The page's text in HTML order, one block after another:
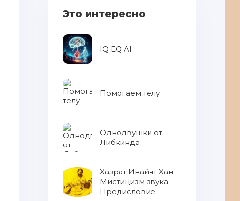
Это интересно
IQ EQ AI
Помогаем телу
Однодвушки от
Либкинда
Хазрат Инайят Хан -
Мистицизм звука -
Предисловие